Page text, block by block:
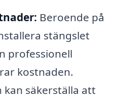
Beroende på
stängslet
professionell
kostnaden.
säkerställa att